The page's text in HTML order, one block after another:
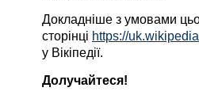
Докладніше з умовами
сторінці https://
у Вікіпедії.
Долучайтеся!